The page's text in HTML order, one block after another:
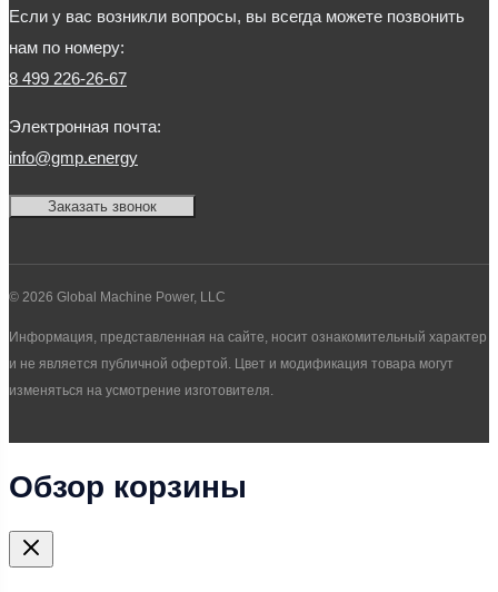
Если у вас возникли вопросы, вы всегда можете позвонить
нам по номеру:
8 499 226-26-67
Электронная почта:
info@gmp.energy
Заказать звонок
© 2026 Global Machine Power, LLC
Информация, представленная на сайте, носит ознакомительный характер
и не является публичной офертой. Цвет и модификация товара могут
изменяться на усмотрение изготовителя.
Обзор корзины